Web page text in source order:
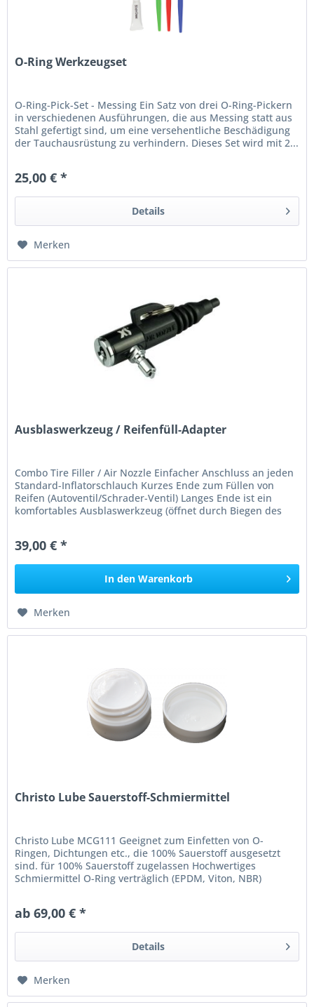
O-Ring Werkzeugset
O-Ring-Pick-Set - Messing Ein Satz von drei O-Ring-Pickern
in verschiedenen Ausführungen, die aus Messing statt aus
Stahl gefertigt sind, um eine versehentliche Beschädigung
der Tauchausrüstung zu verhindern. Dieses Set wird mit 2...
25,00 € *
Details
Merken
Ausblaswerkzeug / Reifenfüll-Adapter
Combo Tire Filler / Air Nozzle Einfacher Anschluss an jeden
Standard-Inflatorschlauch Kurzes Ende zum Füllen von
Reifen (Autoventil/Schrader-Ventil) Langes Ende ist ein
komfortables Ausblaswerkzeug (öffnet durch Biegen des
39,00 € *
In den Warenkorb
Merken
Christo Lube Sauerstoff-Schmiermittel
Christo Lube MCG111 Geeignet zum Einfetten von O-
Ringen, Dichtungen etc., die 100% Sauerstoff ausgesetzt
sind. für 100% Sauerstoff zugelassen Hochwertiges
Schmiermittel O-Ring verträglich (EPDM, Viton, NBR)
ab 69,00 € *
Details
Merken